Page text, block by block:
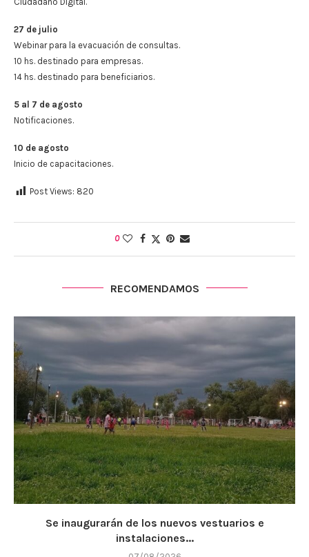
27 de julio
Webinar para la evacuación de consultas.
10 hs. destinado para empresas.
14 hs. destinado para beneficiarios.
5 al 7 de agosto
Notificaciones.
10 de agosto
Inicio de capacitaciones.
Post Views: 820
0
RECOMENDAMOS
Se inaugurarán de los nuevos vestuarios e
instalaciones...